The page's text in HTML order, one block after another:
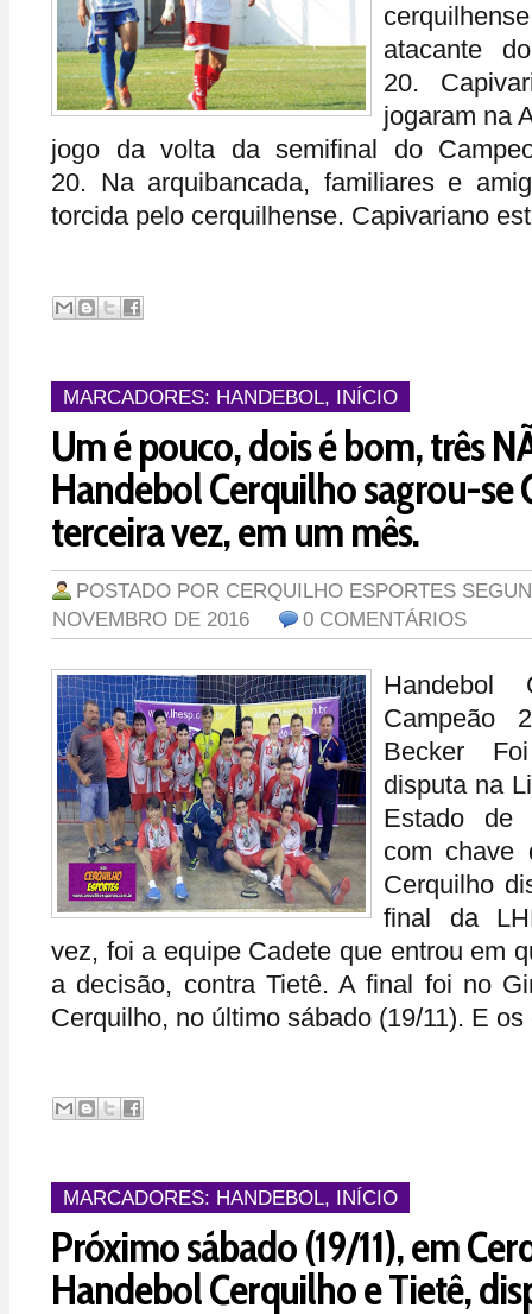
atacante
20.
jogaram na
jogo da volta da semifinal do
20. Na arquibancada, familiares e
torcida pelo cerquilhense. Capivariano
MARCADORES: HANDEBOL, INÍCIO
Um é pouco, dois é bom, três
Handebol Cerquilho sagrou-se
terceira vez, em um mês.
POSTADO POR CERQUILHO ESPORTES
NOVEMBRO DE 2016
0 COMENTÁRIOS
Handebol
Campeão
Becker
disputa na
Estado de
com chave
Cerquilho
final da
vez, foi a equipe Cadete que entrou em
a decisão, contra Tietê. A final foi no
Cerquilho, no último sábado (19/11). E
MARCADORES: HANDEBOL, INÍCIO
Próximo sábado (19/11), em
Handebol Cerquilho e Tietê,